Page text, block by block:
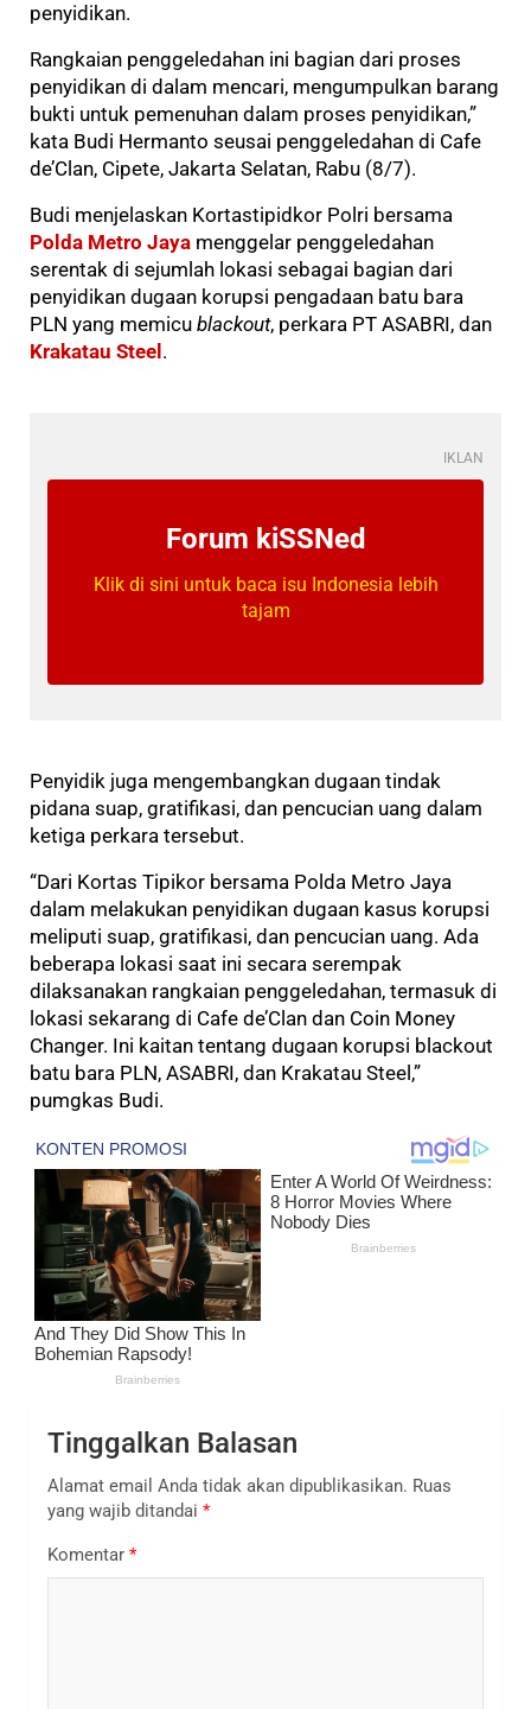
penyidikan.
Rangkaian penggeledahan ini bagian dari proses
penyidikan di dalam mencari, mengumpulkan barang
bukti untuk pemenuhan dalam proses penyidikan,”
kata Budi Hermanto seusai penggeledahan di Cafe
de’Clan, Cipete, Jakarta Selatan, Rabu (8/7).
Budi menjelaskan Kortastipidkor Polri bersama
Polda Metro Jaya menggelar penggeledahan
serentak di sejumlah lokasi sebagai bagian dari
penyidikan dugaan korupsi pengadaan batu bara
PLN yang memicu blackout, perkara PT ASABRI, dan
Krakatau Steel .
IKLAN
Forum kiSSNed
Klik di sini untuk baca isu Indonesia lebih
tajam
Penyidik juga mengembangkan dugaan tindak
pidana suap, gratifikasi, dan pencucian uang dalam
ketiga perkara tersebut.
“Dari Kortas Tipikor bersama Polda Metro Jaya
dalam melakukan penyidikan dugaan kasus korupsi
meliputi suap, gratifikasi, dan pencucian uang. Ada
beberapa lokasi saat ini secara serempak
dilaksanakan rangkaian penggeledahan, termasuk di
lokasi sekarang di Cafe de’Clan dan Coin Money
Changer. Ini kaitan tentang dugaan korupsi blackout
batu bara PLN, ASABRI, dan Krakatau Steel,”
pumgkas Budi.
Tinggalkan Balasan
Alamat email Anda tidak akan dipublikasikan. Ruas
yang wajib ditandai *
Komentar *